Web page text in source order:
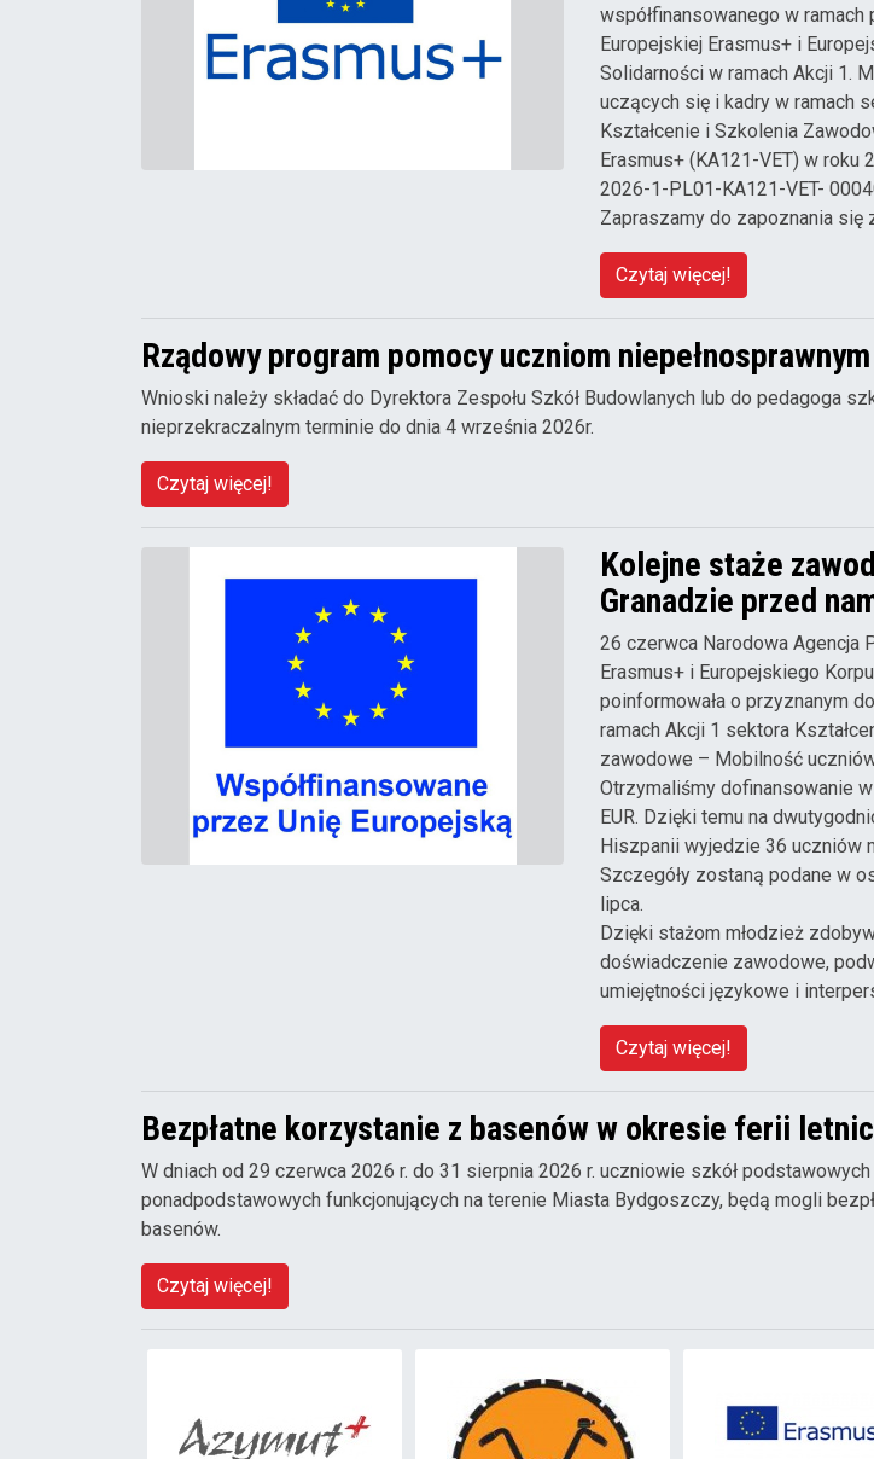
współfinansowanego w ramach
Europejskiej Erasmus+ i
Solidarności w ramach Akcji 1.
uczących się i kadry w ramach
Kształcenie i Szkolenia
Erasmus+ (KA121-VET) w roku
2026-1-PL01-KA121-VET-
Zapraszamy do zapoznania się
Czytaj więcej!
Rządowy program pomocy uczniom niepełnosprawnym
Wnioski należy składać do Dyrektora Zespołu Szkół Budowlanych lub do pedagoga
nieprzekraczalnym terminie do dnia 4 września 2026r.
Czytaj więcej!
Kolejne staże
Granadzie przed
26 czerwca Narodowa Agencja
Erasmus+ i Europejskiego
poinformowała o przyznanym
ramach Akcji 1 sektora
zawodowe – Mobilność
Otrzymaliśmy dofinansowanie
EUR. Dzięki temu na
Hiszpanii wyjedzie 36 uczniów
Szczegóły zostaną podane w
lipca.
Dzięki stażom młodzież
doświadczenie zawodowe,
umiejętności językowe i
Czytaj więcej!
Bezpłatne korzystanie z basenów w okresie ferii
W dniach od 29 czerwca 2026 r. do 31 sierpnia 2026 r. uczniowie szkół
ponadpodstawowych funkcjonujących na terenie Miasta Bydgoszczy, będą mogli
basenów.
Czytaj więcej!